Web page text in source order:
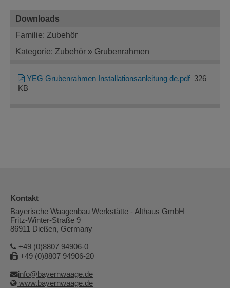
Downloads
Familie: Zubehör
Kategorie: Zubehör » Grubenrahmen
YEG Grubenrahmen Installationsanleitung de.pdf 326
KB
Kontakt
Bayerische Waagenbau Werkstätte - Althaus GmbH
Fritz-Winter-Straße 9
86911 Dießen, Germany
+49 (0)8807 94906-0
+49 (0)8807 94906-20
info@bayernwaage.de
www.bayernwaage.de